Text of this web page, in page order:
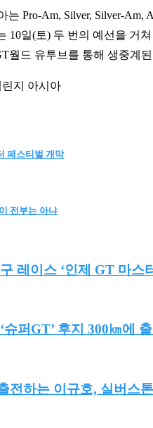
는 Pro-Am, Silver, Silver-
10일(토) 두 번의 예선을 거
월드 유투브를 통해 생중계
지 아시아
페스티벌 개막
전부는 아냐
레이스 ‘인제 GT 마스
퍼GT’ 후지 300㎞에
전하는 이규호, 실버스